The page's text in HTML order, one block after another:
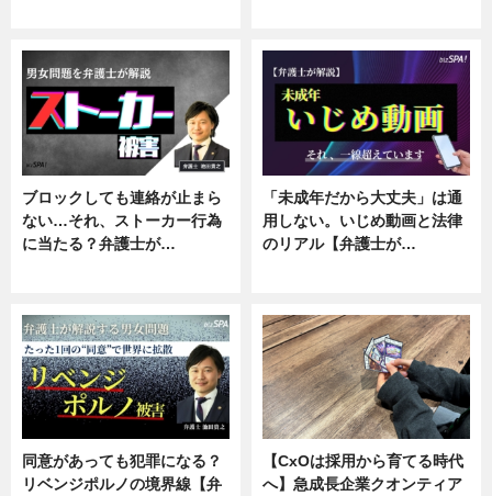
ブロックしても連絡が止まら
ない…それ、ストーカー行為
に当たる？弁護士が…
「未成年だから大丈夫」は通
用しない。いじめ動画と法律
のリアル【弁護士が…
同意があっても犯罪になる？
リベンジポルノの境界線【弁
【CxOは採用から育てる時代
へ】急成長企業クオンティア